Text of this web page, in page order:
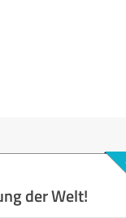
der Welt!